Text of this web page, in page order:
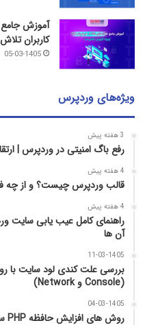
کاربران
05-03-1405
ویژه‌های وردپرس
3 هفته پیش
رفع باگ امنیتی در وردپرس |
4 هفته پیش
قالب وردپرس چیست؟ و از چه
4 هفته پیش
راهنمای کامل عیب‌ یابی سایت
آن‌ ها
11-03-1405
(Console و Network)
04-03-1405
روش‌ های افزایش حافظه PHP سایت وردپرسی